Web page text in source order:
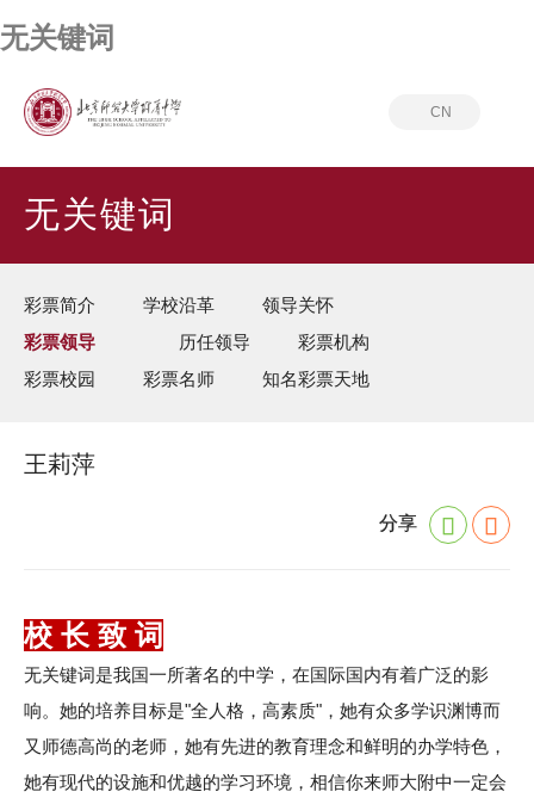
无关键词
CN
无关键词
彩票简介 学校沿革
领导关怀
彩票领导
历任领导
彩票机构
彩票校园
彩票名师 知名彩票天地
王莉萍
分享
校 长 致 词
无关键词是我国一所著名的中学，在国际国内有着广泛的影
响。她的培养目标是"全人格，高素质"，她有众多学识渊博而
又师德高尚的老师，她有先进的教育理念和鲜明的办学特色，
她有现代的设施和优越的学习环境，相信你来师大附中一定会